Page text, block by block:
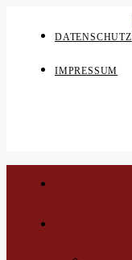
DATENSCHUTZ
IMPRESSUM